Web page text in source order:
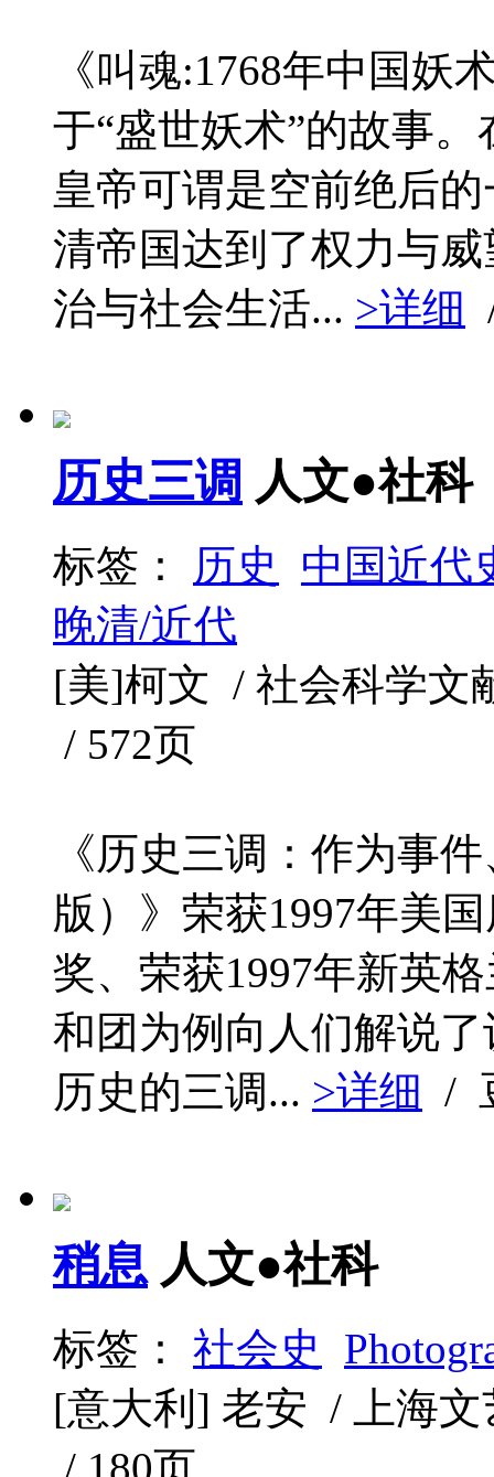
《叫魂:1768年中国妖
于“盛世妖术”的故事
皇帝可谓是空前绝后
清帝国达到了权力与
治与社会生活... >详细
历史三调 人文●社科
标签： 历史
中国近代
晚清/近代
[美]柯文 / 社会科学文
/ 572页
《历史三调：作为事
版）》荣获1997年美
奖、荣获1997年新英
和团为例向人们解说
历史的三调... >详细 /
稍息 人文●社科
标签： 社会史
[意大利] 老安 / 上海
/ 180页